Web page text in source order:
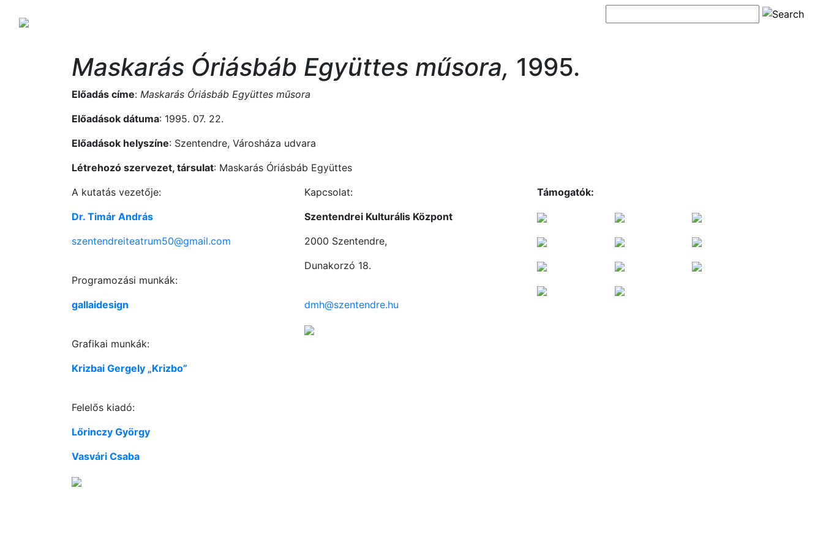
Maskarás Óriásbáb Együttes műsora, 1995.
Előadás címe: Maskarás Óriásbáb Együttes műsora
Előadások dátuma: 1995. 07. 22.
Előadások helyszíne: Szentendre, Városháza udvara
Létrehozó szervezet, társulat: Maskarás Óriásbáb Együttes
A kutatás vezetője:
Dr. Timár András
szentendreiteatrum50@gmail.com
Programozási munkák:
gallaidesign
Grafikai munkák:
Krizbai Gergely „Krizbo”
Felelős kiadó:
Lőrinczy György
Vasvári Csaba
Kapcsolat:
Szentendrei Kulturális Központ
2000 Szentendre,
Dunakorzó 18.
dmh@szentendre.hu
Támogatók: